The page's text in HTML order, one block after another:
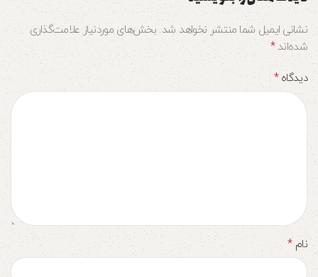
نشانی ایمیل شما منتشر نخواهد شد. بخش‌های موردنیاز علامت‌گذاری
شده‌اند*
دیدگاه*
نام*